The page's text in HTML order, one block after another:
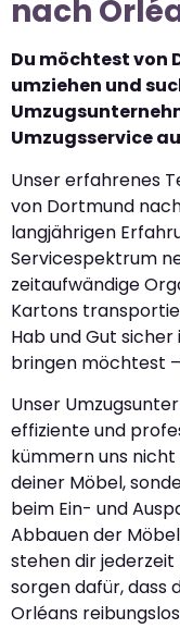
nach
Du möchtest von
umziehen und
Umzugsservice
Unser erfahrenes
von Dortmund
langjährigen
Servicespektrum
zeitaufwändige
Kartons
Hab und Gut sicher
bringen möchtest
Unser
effiziente und
kümmern uns
deiner Möbel,
beim Ein- und
Abbauen der
stehen dir
sorgen dafür, dass
Orléans